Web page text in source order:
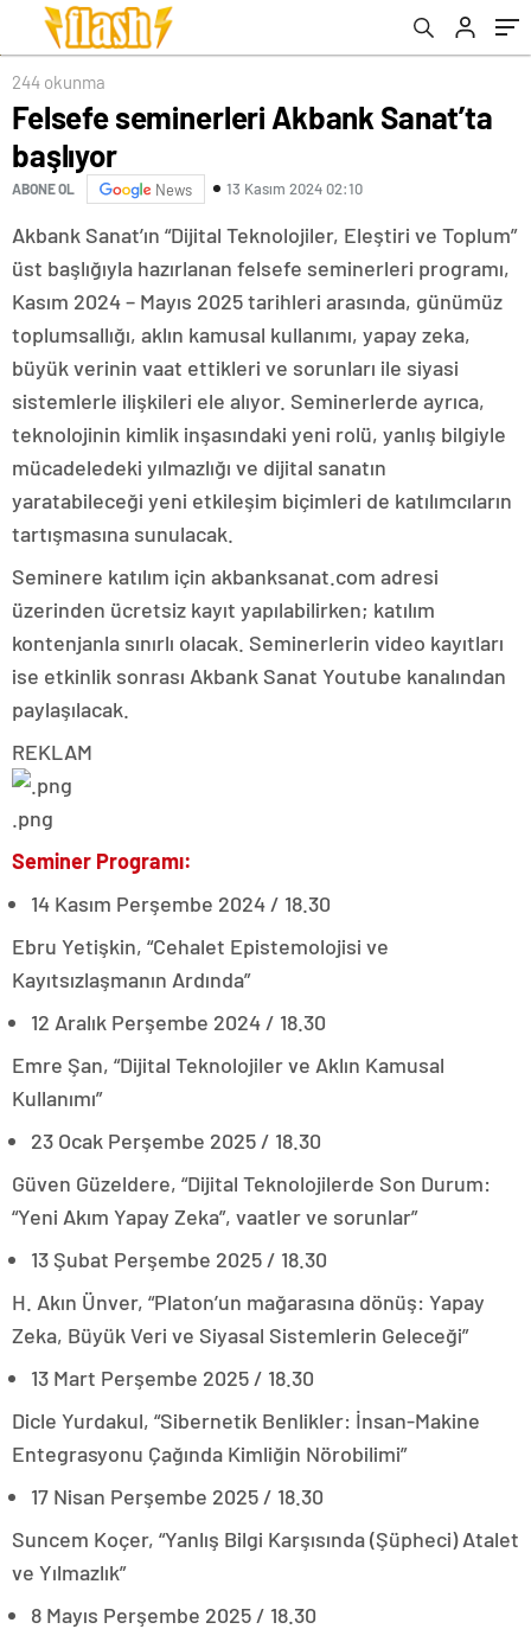
244 okunma
Felsefe seminerleri Akbank Sanat’ta
başlıyor
ABONE OL News 13 Kasım 2024 02:10
Akbank Sanat’ın “Dijital Teknolojiler, Eleştiri ve Toplum”
üst başlığıyla hazırlanan felsefe seminerleri programı,
Kasım 2024 – Mayıs 2025 tarihleri arasında, günümüz
toplumsallığı, aklın kamusal kullanımı, yapay zeka,
büyük verinin vaat ettikleri ve sorunları ile siyasi
sistemlerle ilişkileri ele alıyor. Seminerlerde ayrıca,
teknolojinin kimlik inşasındaki yeni rolü, yanlış bilgiyle
mücadeledeki yılmazlığı ve dijital sanatın
yaratabileceği yeni etkileşim biçimleri de katılımcıların
tartışmasına sunulacak.
Seminere katılım için akbanksanat.com adresi
üzerinden ücretsiz kayıt yapılabilirken; katılım
kontenjanla sınırlı olacak. Seminerlerin video kayıtları
ise etkinlik sonrası Akbank Sanat Youtube kanalından
paylaşılacak.
REKLAM
.png
Seminer Programı:
14 Kasım Perşembe 2024 / 18.30
Ebru Yetişkin, “Cehalet Epistemolojisi ve
Kayıtsızlaşmanın Ardında”
12 Aralık Perşembe 2024 / 18.30
Emre Şan, “Dijital Teknolojiler ve Aklın Kamusal
Kullanımı”
23 Ocak Perşembe 2025 / 18.30
Güven Güzeldere, “Dijital Teknolojilerde Son Durum:
“Yeni Akım Yapay Zeka”, vaatler ve sorunlar”
13 Şubat Perşembe 2025 / 18.30
H. Akın Ünver, “Platon’un mağarasına dönüş: Yapay
Zeka, Büyük Veri ve Siyasal Sistemlerin Geleceği”
13 Mart Perşembe 2025 / 18.30
Dicle Yurdakul, “Sibernetik Benlikler: İnsan-Makine
Entegrasyonu Çağında Kimliğin Nörobilimi”
17 Nisan Perşembe 2025 / 18.30
Suncem Koçer, “Yanlış Bilgi Karşısında (Şüpheci) Atalet
ve Yılmazlık”
8 Mayıs Perşembe 2025 / 18.30